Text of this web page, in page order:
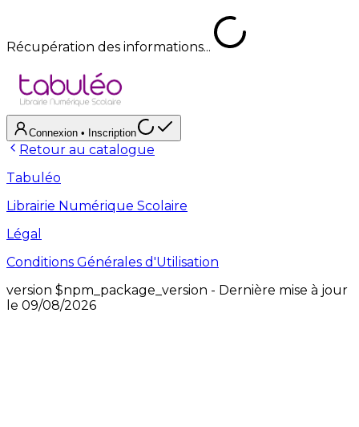
Récupération des informations...
Connexion • Inscription
Retour au catalogue
Tabuléo
Librairie Numérique Scolaire
Légal
Conditions Générales d'Utilisation
version $npm_package_version - Dernière mise à jour
le 09/08/2026